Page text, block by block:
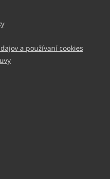
a používaní cookies